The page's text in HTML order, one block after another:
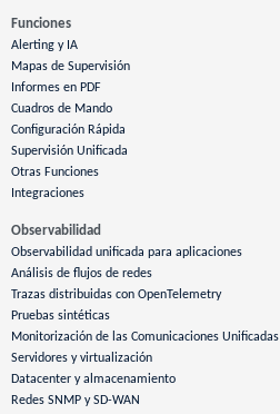
Funciones
Alerting y IA
Mapas de Supervisión
Informes en PDF
Cuadros de Mando
Configuración Rápida
Supervisión Unificada
Otras Funciones
Integraciones
Observabilidad
Observabilidad unificada para aplicaciones
Análisis de flujos de redes
Trazas distribuidas con OpenTelemetry
Pruebas sintéticas
Monitorización de las Comunicaciones Unificadas
Servidores y virtualización
Datacenter y almacenamiento
Redes SNMP y SD-WAN